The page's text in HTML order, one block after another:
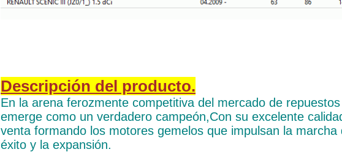
Descripción del producto.
En la arena ferozmente competitiva del mercado de
emerge como un verdadero campeón,Con su excelente
venta formando los motores gemelos que impulsan la marcha
éxito y la expansión.